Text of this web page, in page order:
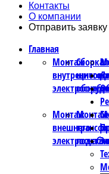
Контакты
О компании
Отправить заявку
Главная
Монтаж
внутреннего
Монтаж
внешнего
Сборка
Монтаж